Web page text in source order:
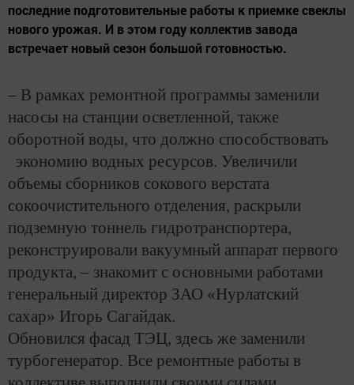
последние подготовительные работы к приемке свеклы
нового урожая. И в этом году коллектив завода
встречает новый сезон большой готовностью.
– В рамках ремонтной программы заменили
насосы на станции осветленной, также
оборотной воды, что должно способствовать
экономию водных ресурсов. Увеличили
объемы сборников сокового верстата
сокоочистительного отделения, раскрыли
подземную тоннель гидротранспортера,
реконструировали вакуумный аппарат первого
продукта, – знакомит с основными работами
генеральный директор ЗАО «Нурлатский
сахар» Игорь Сагайдак.
Обновился фасад ТЭЦ, здесь же заменили
турбогенератор. Все ремонтные работы в